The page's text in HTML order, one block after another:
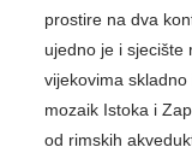
prostire na dva
ujedno je i sjecište
vijekovima
mozaik Istoka i
od rimskih